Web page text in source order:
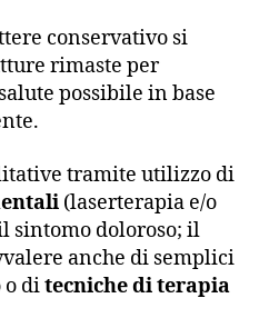
conservativo si
rimaste per
possibile in base
tramite utilizzo di
(laserterapia e/o
sintomo doloroso; il
anche di semplici
o ditecniche di terapia